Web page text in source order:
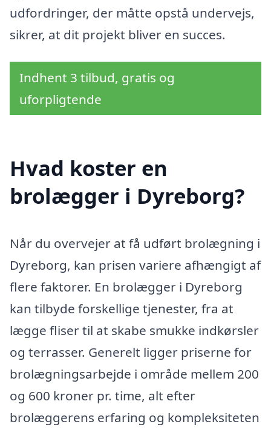
udfordringer, der måtte opstå undervejs,
sikrer, at dit projekt bliver en succes.
Indhent 3 tilbud, gratis og
uforpligtende
Hvad koster en
brolægger i Dyreborg?
Når du overvejer at få udført brolægning i
Dyreborg, kan prisen variere afhængigt af
flere faktorer. En brolægger i Dyreborg
kan tilbyde forskellige tjenester, fra at
lægge fliser til at skabe smukke indkørsler
og terrasser. Generelt ligger priserne for
brolægningsarbejde i område mellem 200
og 600 kroner pr. time, alt efter
brolæggerens erfaring og kompleksiteten